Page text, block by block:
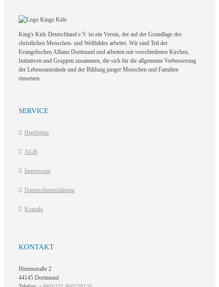
King's Kids Deutschland e.V. ist ein Verein, der auf der Grundlage des
christlichen Menschen- und Weltbildes arbeitet. Wir sind Teil der
Evangelischen Allianz Dortmund und arbeiten mit verschiedenen Kirchen,
Initiativen und Gruppen zusammen, die sich für die allgemeine Verbesserung
der Lebensumstände und der Bildung junger Menschen und Familien
einsetzen.
SERVICE
Highlights
AGB
Impressum
Datenschutzerklärung
Kontakt
KONTAKT
Hirtenstraße 2
44145 Dortmund